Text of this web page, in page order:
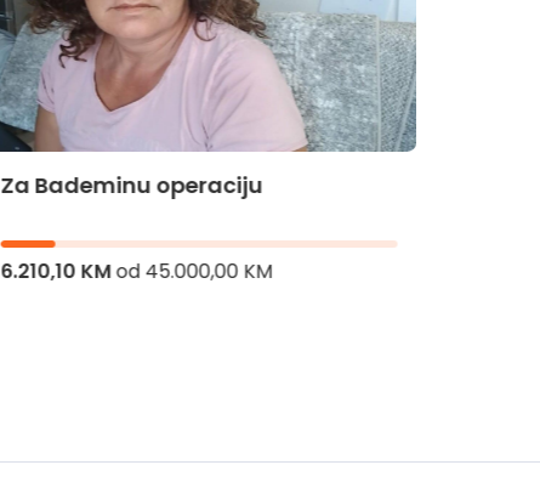
Za Bademinu operaciju
6.210,10 KMod 45.000,00 KM